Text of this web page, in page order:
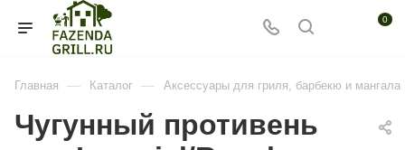
0
Главная — Каталог — Аксессуары для гриля, барбекю и мангала
Чугунный противень